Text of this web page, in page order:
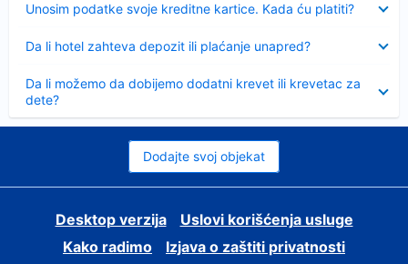
Unosim podatke svoje kreditne kartice. Kada ću platiti?
Da li hotel zahteva depozit ili plaćanje unapred?
Da li možemo da dobijemo dodatni krevet ili krevetac za
dete?
Dodajte svoj objekat
Desktop verzija
Uslovi korišćenja usluge
Kako radimo
Izjava o zaštiti privatnosti